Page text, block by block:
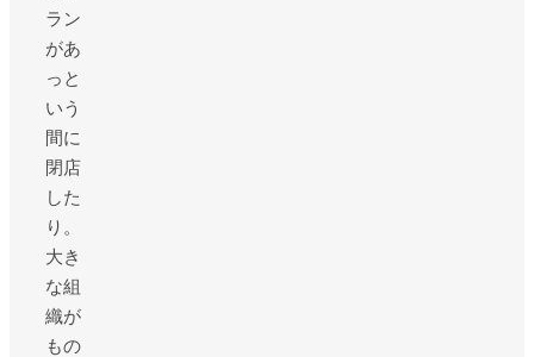
ラン
があ
っと
いう
間に
閉店
した
り。
大き
な組
織が
もの